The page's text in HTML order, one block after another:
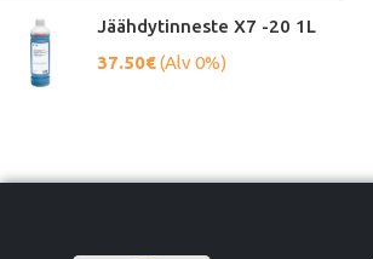
Jäähdytinneste X7 -20 1L
37.50€(Alv 0%)